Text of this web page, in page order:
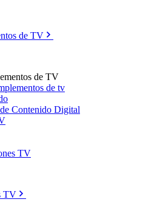
de TV
de TV
de tv
Contenido Digital
TV
TV